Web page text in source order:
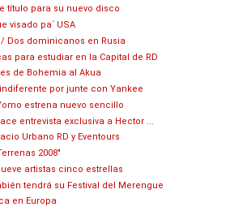
título para su nuevo disco
visado pa´ USA
/ Dos dominicanos en Rusia
para estudiar en la Capital de RD
de Bohemia al Akua
por junte con Yankee
estrena nuevo sencillo
entrevista exclusiva a Hector ...
Urbano RD y Eventours
2008"
artistas cinco estrellas
tendrá su Festival del Merengue
en Europa